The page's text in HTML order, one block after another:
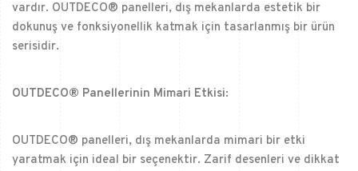
vardır. OUTDECO® panelleri, dış mekanlarda estetik bir
dokunuş ve fonksiyonellik katmak için tasarlanmış bir ürün
serisidir.
OUTDECO® Panellerinin Mimari Etkisi:
OUTDECO® panelleri, dış mekanlarda mimari bir etki
yaratmak için ideal bir seçenektir. Zarif desenleri ve dikkat